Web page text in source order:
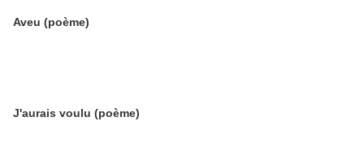
Aveu (poème)
J'aurais voulu (poème)